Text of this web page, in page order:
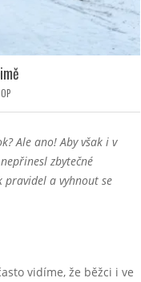
Ale ano! Aby však i v
zbytečné
a vyhnout se
vidíme, že běžci i ve